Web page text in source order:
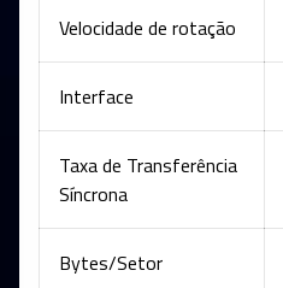
Velocidade de rotação
Interface
Taxa de Transferência
Síncrona
Bytes/Setor